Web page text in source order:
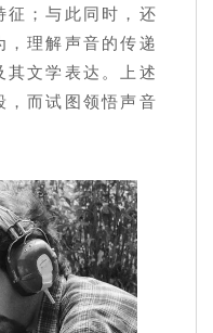
征；与此同时，还
，理解声音的传递
其文学表达。上述
，而试图领悟声音